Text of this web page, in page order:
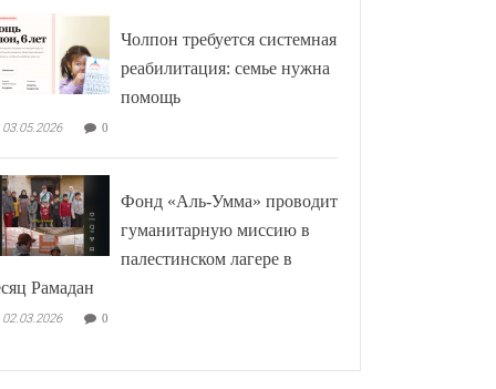
Чолпон требуется системная
реабилитация: семье нужна
помощь
03.05.2026 0
Фонд «Аль-Умма» проводит
гуманитарную миссию в
палестинском лагере в
Рамадан
02.03.2026 0